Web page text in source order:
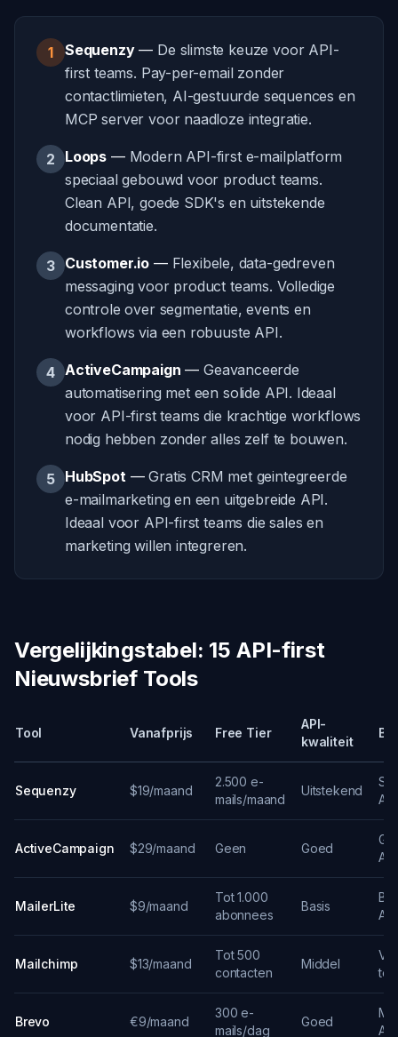
1 Sequenzy— De slimste keuze voor API-
first teams. Pay-per-email zonder
contactlimieten, AI-gestuurde sequences en
MCP server voor naadloze integratie.
2 Loops — Modern API-first e-mailplatform
speciaal gebouwd voor product teams.
Clean API, goede SDK's en uitstekende
documentatie.
3 Customer.io — Flexibele, data-gedreven
messaging voor product teams. Volledige
controle over segmentatie, events en
workflows via een robuuste API.
4 ActiveCampaign —Geavanceerde
automatisering met een solide API. Ideaal
voor API-first teams die krachtige workflows
nodig hebben zonder alles zelf te bouwen.
5 HubSpot—Gratis CRM met geintegreerde
e-mailmarketing en een uitgebreide API.
Ideaal voor API-first teams die sales en
marketing willen integreren.
Vergelijkingstabel: 15 API-first
Nieuwsbrief Tools
Tool Vanafprijs Free Tier
API-
kwaliteit
Sequenzy $19/maand
2.500 e-
mails/maand
Uitstekend
ActiveCampaign $29/maand Geen Goed
MailerLite $9/maand
Tot 1.000
abonnees
Basis
Mailchimp $13/maand
Tot 500
contacten
Middel
Brevo €9/maand
300 e-
mails/dag
Goed